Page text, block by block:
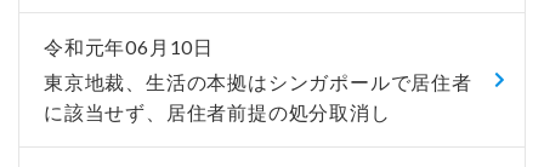
令和元年06月10日
東京地裁、生活の本拠はシンガポールで居住者
に該当せず、居住者前提の処分取消し